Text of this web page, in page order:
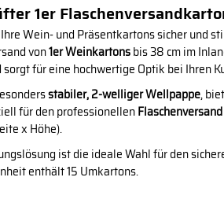
1er
Wein- und Präsentkartons sicher und
von1er Weinkartonsbis 38 cm im
für eine hochwertige Optik bei Ihren
stabiler, 2-welliger Wellpappe,
für den professionellenFlaschenversand
x Höhe).
ist die ideale Wahl für den
enthält 15 Umkartons.